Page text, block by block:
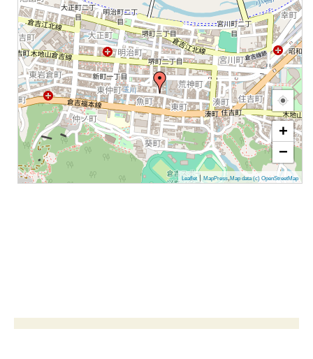
+
−
Leaflet| MapPress, Map data (c) OpenStreetMap